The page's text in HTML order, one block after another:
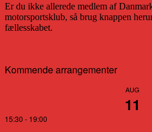
Er du ikke allerede medlem af
motorsportsklub, så brug knappen
fællesskabet.
Kommende arrangementer
AUG
11
15:30 - 19:00